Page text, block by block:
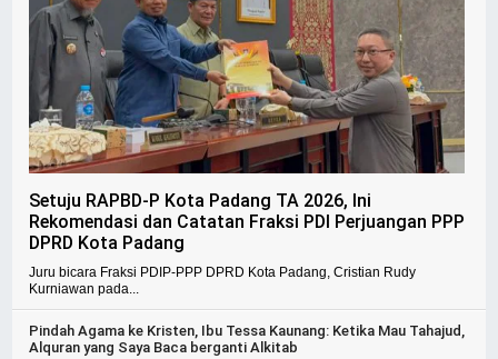
Setuju RAPBD-P Kota Padang TA 2026, Ini
Rekomendasi dan Catatan Fraksi PDI Perjuangan PPP
DPRD Kota Padang
Juru bicara Fraksi PDIP-PPP DPRD Kota Padang, Cristian Rudy
Kurniawan pada...
Pindah Agama ke Kristen, Ibu Tessa Kaunang: Ketika Mau Tahajud,
Alquran yang Saya Baca berganti Alkitab